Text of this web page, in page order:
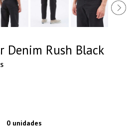
Denim Rush Black
0 unidades